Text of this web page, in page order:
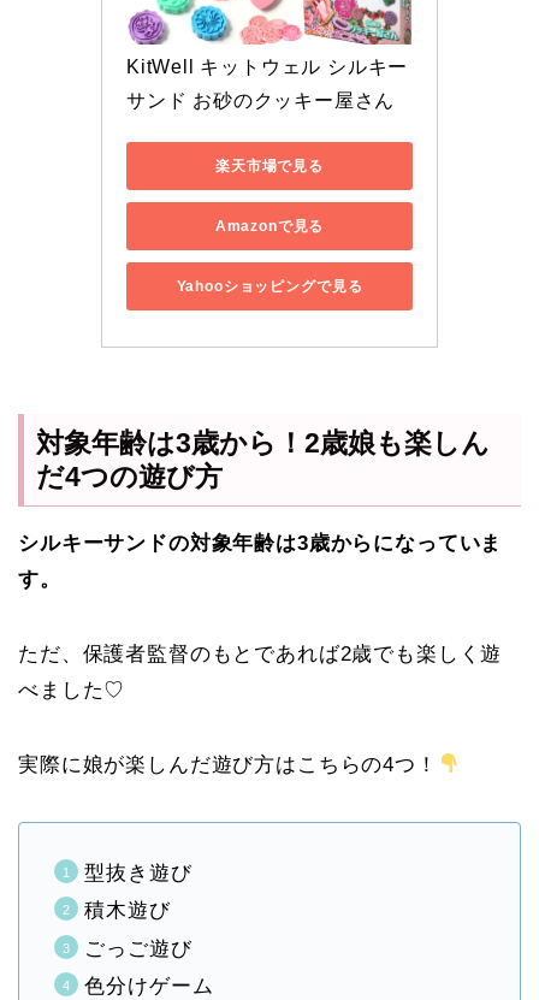
KitWell キットウェル シルキー
サンド お砂のクッキー屋さん
楽天市場で見る
Amazonで見る
Yahooショッピングで見る
対象年齢は3歳から！2歳娘も楽しん
だ4つの遊び方
シルキーサンドの対象年齢は3歳からになっていま
す。
ただ、保護者監督のもとであれば2歳でも楽しく遊
べました♡
実際に娘が楽しんだ遊び方はこちらの4つ！
型抜き遊び
積木遊び
ごっご遊び
色分けゲーム